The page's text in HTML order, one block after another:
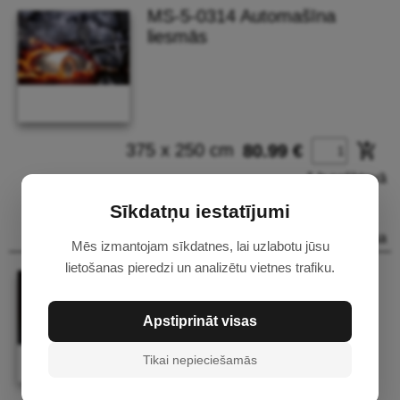
Sīkdatņu iestatījumi
Mēs izmantojam sīkdatnes, lai uzlabotu jūsu
lietošanas pieredzi un analizētu vietnes trafiku.
Apstiprināt visas
Tikai nepieciešamās
MS-5-0314 Automašīna
liesmās
375 x 250 cm 80.99 € add_shopping_cart
1 Ir noliktavā
225 x 250 cm 51.99 €
Pēc pasūtījuma
MS-5-0315 Auto modelis
tumšs